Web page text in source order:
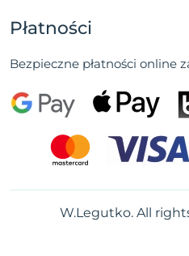
Płatności
Bezpieczne płatności online
W.Legutko. All